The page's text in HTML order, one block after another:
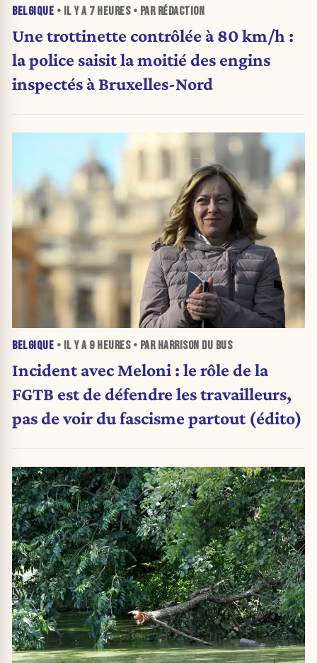
BELGIQUE • IL Y A 7 HEURES• PAR RÉDACTION
Une trottinette contrôlée à 80 km/h :
la police saisit la moitié des engins
inspectés à Bruxelles-Nord
BELGIQUE • IL Y A 9 HEURES• PAR HARRISON DU BUS
Incident avec Meloni : le rôle de la
FGTB est de défendre les travailleurs,
pas de voir du fascisme partout (édito)